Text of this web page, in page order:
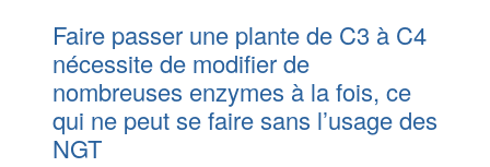
Faire passer une plante de C3 à C4
nécessite de modifier de
nombreuses enzymes à la fois, ce
qui ne peut se faire sans l’usage des
NGT